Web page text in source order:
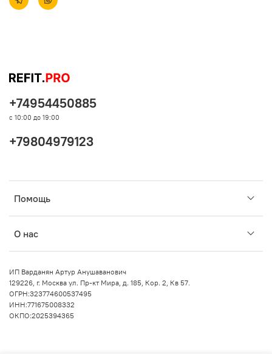
Помощь
О нас
+74954450885
с 10:00 до 19:00
+79804979123
ИП Варданян Артур Анушаванович
129226, г. Москва ул. Пр-кт Мира, д. 185, Кор. 2, Кв 57.
ОГРН:323774600537495
ИНН:771675008332
ОКПО:2025394365